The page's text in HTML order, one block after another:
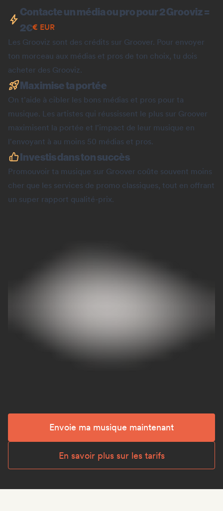
Contacte un média ou pro pour 2 Grooviz =
2€€ EUR
Les Grooviz sont des crédits sur Groover. Pour envoyer
ton morceau aux médias et pros de ton choix, tu dois
acheter des Grooviz.
Maximise ta portée
On t'aide à cibler les bons médias et pros pour ta
musique. Les artistes qui réussissent le plus sur Groover
maximisent la portée et l'impact de leur musique en
l'envoyant à au moins 50 médias et pros.
Investis dans ton succès
Promouvoir ta musique sur Groover coûte souvent moins
cher que les services de promo classiques, tout en offrant
un super rapport qualité-prix.
Envoie ma musique maintenant
En savoir plus sur les tarifs